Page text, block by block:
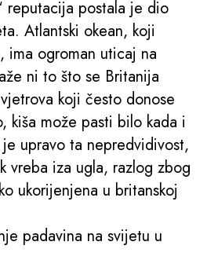
reputacija postala je dio
Atlantski okean, koji
ima ogroman uticaj na
ni to što se Britanija
koji često donose
kiša može pasti bilo kada i
upravo ta nepredvidivost,
vreba iza ugla, razlog zbog
ukorijenjena u britanskoj
padavina na svijetu u